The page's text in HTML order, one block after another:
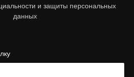
и защиты персональных
данных